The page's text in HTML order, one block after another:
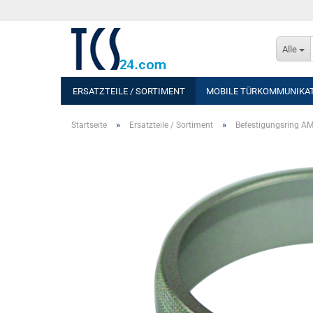
Alle
ERSATZTEILE / SORTIMENT MOBILE
Startseite » Ersatzteile / Sortiment » Befestigungsring